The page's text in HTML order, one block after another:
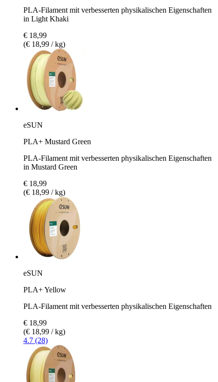
PLA-Filament mit verbesserten physikalischen Eigenschaften
in Light Khaki
€ 18,99
(€ 18,99 / kg)
eSUN
PLA+ Mustard Green
PLA-Filament mit verbesserten physikalischen Eigenschaften
in Mustard Green
€ 18,99
(€ 18,99 / kg)
eSUN
PLA+ Yellow
PLA-Filament mit verbesserten physikalischen Eigenschaften
€ 18,99
(€ 18,99 / kg)
4.7 (28)